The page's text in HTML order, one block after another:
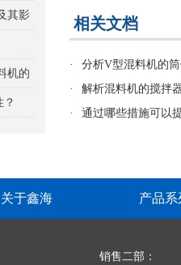
其影
机的
？
相关文档
·
分析V型混料机的
·
解析混料机的搅拌
·
通过哪些措施可以
关于鑫海 产品系
销售二部：